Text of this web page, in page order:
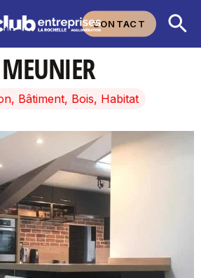
CONTACT
Bâtiment, Bois, Habitat